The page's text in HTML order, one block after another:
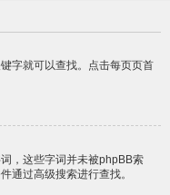
字就可以查找。点击每页页首
，这些字词并未被phpBB索
通过高级搜索进行查找。